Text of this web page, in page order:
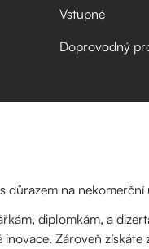
Vstupné
Doprovodný
na
diplomkám, a
Zároveň